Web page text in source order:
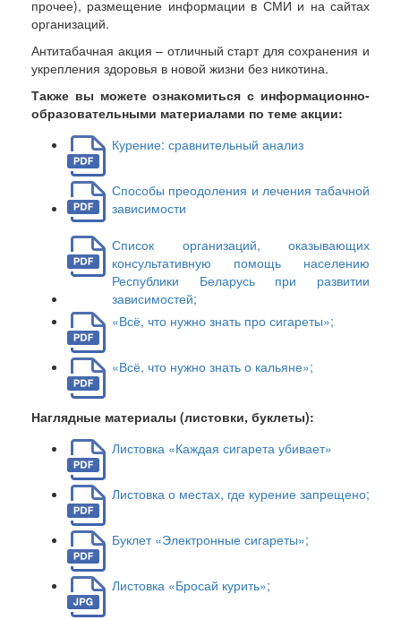
прочее), размещение информации в СМИ и на сайтах
организаций.
Антитабачная акция – отличный старт для сохранения и
укрепления здоровья в новой жизни без никотина.
Также вы можете ознакомиться с информационно-
образовательными материалами по теме акции:
Курение: сравнительный анализ
Способы преодоления и лечения табачной
зависимости
Список организаций, оказывающих
консультативную помощь населению
Республики Беларусь при развитии
зависимостей;
«Всё, что нужно знать про сигареты»;
«Всё, что нужно знать о кальяне»;
Наглядные материалы (листовки, буклеты):
Листовка «Каждая сигарета убивает»
Листовка о местах, где курение запрещено;
Буклет «Электронные сигареты»;
Листовка «Бросай курить»;